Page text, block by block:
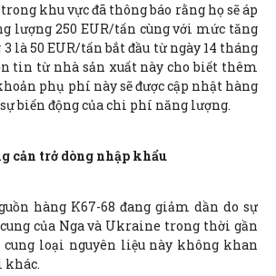
khu vực đã thông báo rằng họ sẽ áp
lượng 250 EUR/tấn cùng với mức tăng
là 50 EUR/tấn bắt đầu từ ngày 14 tháng
tin từ nhà sản xuất này cho biết thêm
phụ phí này sẽ được cập nhật hàng
biến động của chi phí năng lượng.
cản trở dòng nhập khẩu
hàng K67-68 đang giảm dần do sự
của Nga và Ukraine trong thời gần
cung loại nguyên liệu này không khan
khác.